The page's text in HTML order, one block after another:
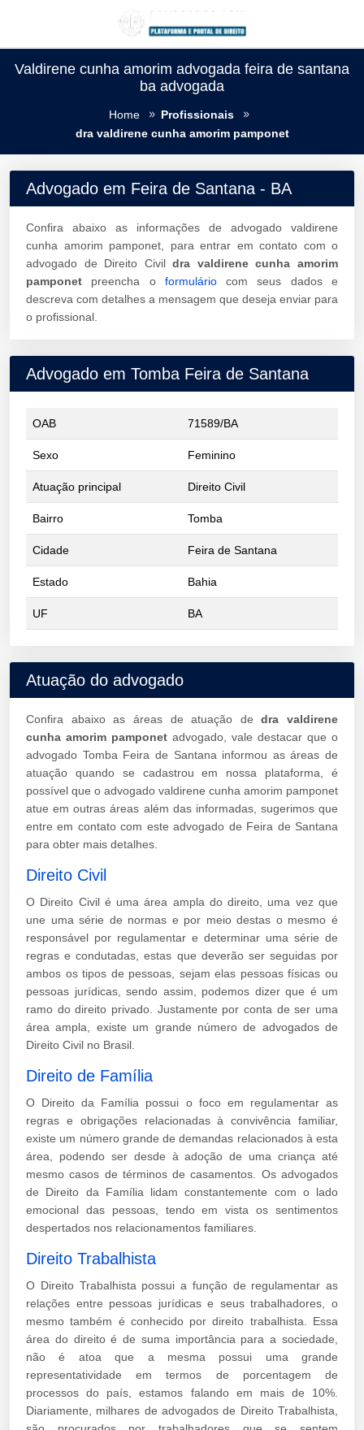
Valdirene cunha amorim advogada feira de santana
ba advogada
Home
Profissionais
dra valdirene cunha amorim pamponet
Advogado em Feira de Santana - BA
Confira abaixo as informações de advogado valdirene
cunha amorim pamponet, para entrar em contato com o
advogado de Direito Civildra valdirene cunha amorim
pamponet preencha o formuláriocom seus dados e
descreva com detalhes a mensagem que deseja enviar para
o profissional.
Advogado em Tomba Feira de Santana
OAB 71589/BA
Sexo Feminino
Atuação principal Direito Civil
Bairro Tomba
Cidade Feira de Santana
Estado Bahia
UF BA
Atuação do advogado
Confira abaixo as áreas de atuação dedra valdirene
cunha amorim pamponet advogado, vale destacar que o
advogado Tomba Feira de Santana informou as áreas de
atuação quando se cadastrou em nossa plataforma, é
possível que o advogado valdirene cunha amorim pamponet
atue em outras áreas além das informadas, sugerimos que
entre em contato com este advogado de Feira de Santana
para obter mais detalhes.
Direito Civil
O Direito Civil é uma área ampla do direito, uma vez que
une uma série de normas e por meio destas o mesmo é
responsável por regulamentar e determinar uma série de
regras e condutadas, estas que deverão ser seguidas por
ambos os tipos de pessoas, sejam elas pessoas físicas ou
pessoas jurídicas, sendo assim, podemos dizer que é um
ramo do direito privado. Justamente por conta de ser uma
área ampla, existe um grande número de advogados de
Direito Civil no Brasil.
Direito de Família
O Direito da Família possui o foco em regulamentar as
regras e obrigações relacionadas à convivência familiar,
existe um número grande de demandas relacionados à esta
área, podendo ser desde à adoção de uma criança até
mesmo casos de términos de casamentos. Os advogados
de Direito da Família lidam constantemente com o lado
emocional das pessoas, tendo em vista os sentimentos
despertados nos relacionamentos familiares.
Direito Trabalhista
O Direito Trabalhista possui a função de regulamentar as
relações entre pessoas jurídicas e seus trabalhadores, o
mesmo também é conhecido por direito trabalhista. Essa
área do direito é de suma importância para a sociedade,
não é atoa que a mesma possui uma grande
representatividade em termos de porcentagem de
processos do país, estamos falando em mais de 10%.
Diariamente, milhares de advogados de Direito Trabalhista,